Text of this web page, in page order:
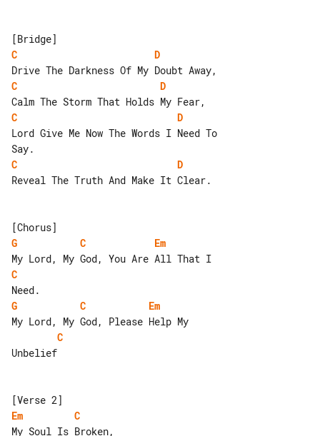
C
D
C
D
C
D
Lord Give Me Now The Words I Need To
C
D
Reveal The Truth And Make It Clear.
G
C
Em
C
G
C
Em
C
Unbelief
Em
C